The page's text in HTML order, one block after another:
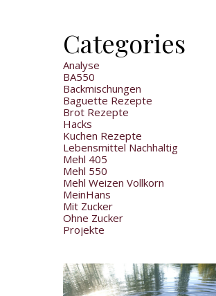
Categories
Analyse
BA550
Backmischungen
Baguette Rezepte
Brot Rezepte
Hacks
Kuchen Rezepte
Lebensmittel Nachhaltig
Mehl 405
Mehl 550
Mehl Weizen Vollkorn
MeinHans
Mit Zucker
Ohne Zucker
Projekte